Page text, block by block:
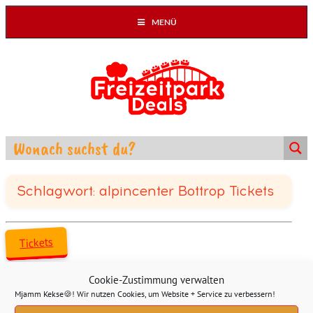
Cookie-Zustimmung verwalten
Mjamm Kekse🍪! Wir nutzen Cookies, um Website + Service zu verbessern!
MENÜ
Schlagwort: alpincenter Bottrop Tickets
Tickets
⛷️alpincenter Bottrop Small Inclusive